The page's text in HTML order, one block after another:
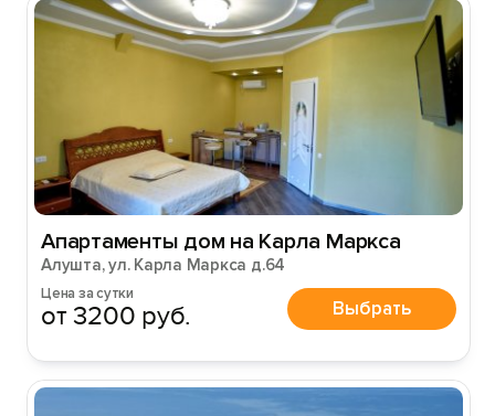
Апартаменты дом на Карла Маркса
Алушта, ул. Карла Маркса д.64
Цена за сутки
от 3200 руб. Выбрать